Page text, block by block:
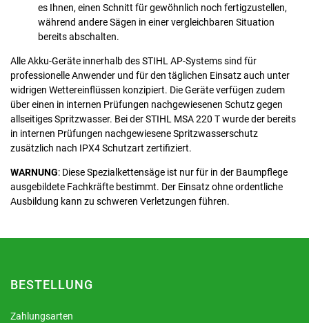
es Ihnen, einen Schnitt für gewöhnlich noch fertigzustellen,
während andere Sägen in einer vergleichbaren Situation
bereits abschalten.
Alle Akku-Geräte innerhalb des STIHL AP-Systems sind für
professionelle Anwender und für den täglichen Einsatz auch unter
widrigen Wettereinflüssen konzipiert. Die Geräte verfügen zudem
über einen in internen Prüfungen nachgewiesenen Schutz gegen
allseitiges Spritzwasser. Bei der STIHL MSA 220 T wurde der bereits
in internen Prüfungen nachgewiesene Spritzwasserschutz
zusätzlich nach IPX4 Schutzart zertifiziert.
WARNUNG: Diese Spezialkettensäge ist nur für in der Baumpflege
ausgebildete Fachkräfte bestimmt. Der Einsatz ohne ordentliche
Ausbildung kann zu schweren Verletzungen führen.
BESTELLUNG
Zahlungsarten